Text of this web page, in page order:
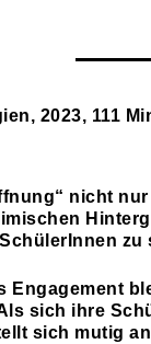
2023, 111
nicht
Engagement
sich ihre
sich mutig